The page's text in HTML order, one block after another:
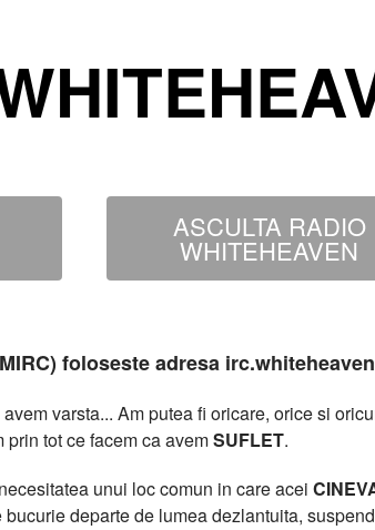
ASCULTA RADIO
WHITEHEAVEN
foloseste adresa
varsta... Am putea fi oricare, orice si
tot ce facem ca avemSUFLET.
unui loc comun in care acei
departe de lumea dezlantuita,